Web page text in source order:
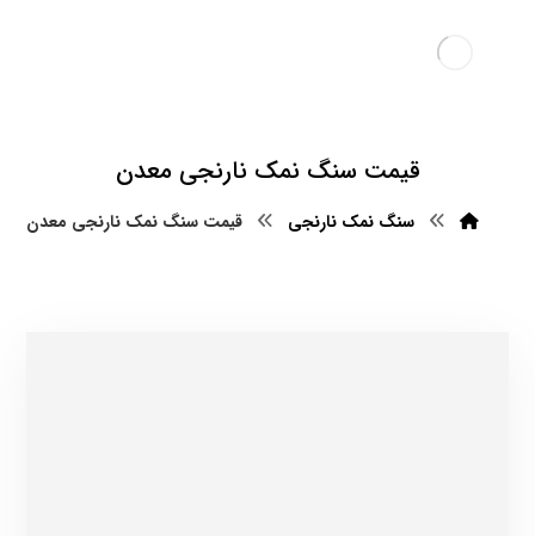
قیمت سنگ نمک نارنجی معدن
سنگ نمک نارنجی قیمت سنگ نمک نارنجی معدن